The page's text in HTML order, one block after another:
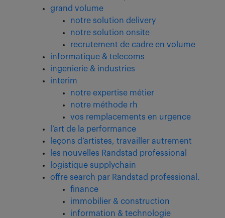
grand volume
notre solution delivery
notre solution onsite
recrutement de cadre en volume
informatique & telecoms
ingenierie & industries
interim
notre expertise métier
notre méthode rh
vos remplacements en urgence
l’art de la performance
leçons d’artistes, travailler autrement
les nouvelles Randstad professional
logistique supplychain
offre search par Randstad professional.
finance
immobilier & construction
information & technologie